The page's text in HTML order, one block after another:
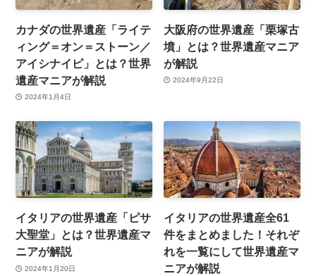
カナダの世界遺産「ライテ
ィング＝オン＝ストーン／
アイシナイピ」とは？世界
遺産マニアが解説
2024年1月4日
大阪府の世界遺産「栗塚古
墳」とは？世界遺産マニア
が解説
2024年9月22日
イタリアの世界遺産「ピサ
大聖堂」とは？世界遺産マ
ニアが解説
2024年1月20日
イタリアの世界遺産全61
件をまとめました！それぞ
れを一覧にして世界遺産マ
ニアが解説